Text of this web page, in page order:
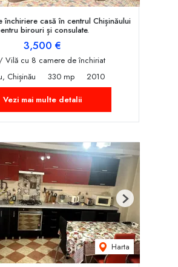
închiriere casă în centrul Chișinăului
birouri și consulate.
3,500 €
Vilă cu 8 camere de închiriat
Chișinău
330 mp
2010
Vezi mai multe detalii
Harta
Next